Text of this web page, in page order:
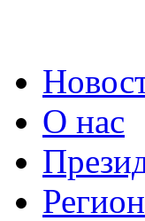
О нас